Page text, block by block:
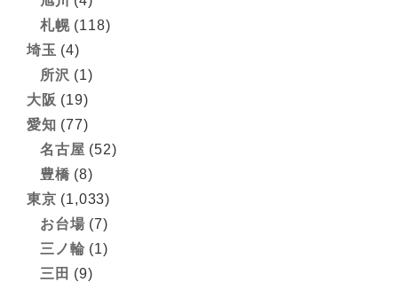
札幌(118)
埼玉 (4)
所沢 (1)
大阪 (19)
愛知 (77)
名古屋 (52)
豊橋 (8)
東京 (1,033)
お台場 (7)
三ノ輪 (1)
三田 (9)